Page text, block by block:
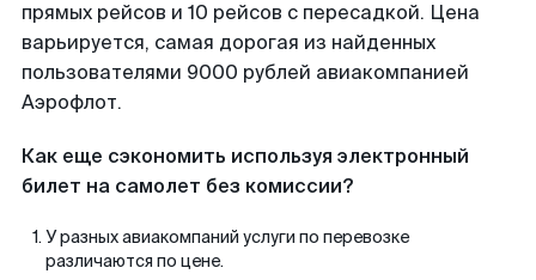
прямых рейсов и 10 рейсов с пересадкой. Цена
варьируется, самая дорогая из найденных
пользователями 9000 рублей авиакомпанией
Аэрофлот.
Как еще сэкономить используя электронный
билет на самолет без комиссии?
У разных авиакомпаний услуги по перевозке
различаются по цене.